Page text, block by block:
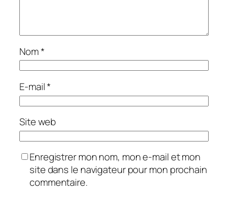
Nom*
E-mail*
Site web
Enregistrer mon nom, mon e-mail et mon
site dans le navigateur pour mon prochain
commentaire.